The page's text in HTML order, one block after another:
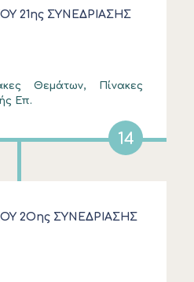
21ης ΣΥΝΕΔΡΙΑΣΗΣ
Θεμάτων, Πίνακες
Επ.
14
2Οης ΣΥΝΕΔΡΙΑΣΗΣ